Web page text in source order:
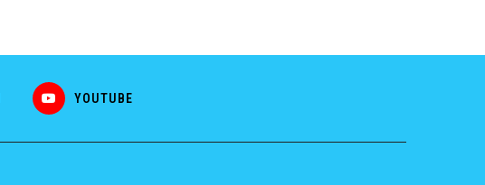
YOUTUBE